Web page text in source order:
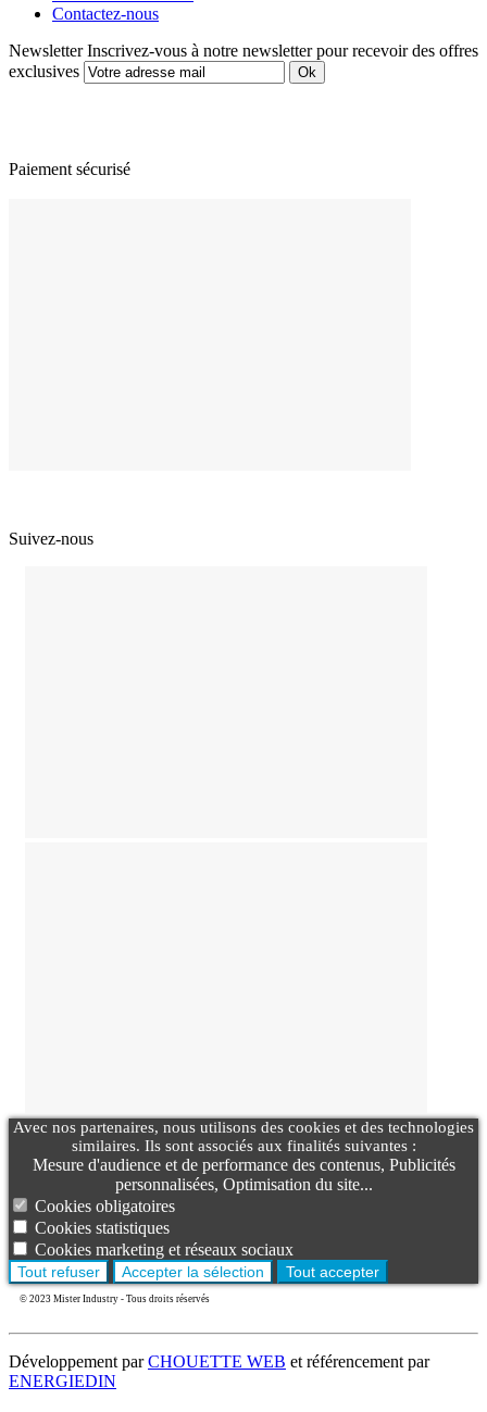
Contactez-nous
Newsletter Inscrivez-vous à notre newsletter pour recevoir des offres
exclusives
Paiement sécurisé
Suivez-nous
Avec nos partenaires, nous utilisons des cookies et des technologies
similaires. Ils sont associés aux finalités suivantes :
Mesure d'audience et de performance des contenus, Publicités
personnalisées, Optimisation du site...
Cookies obligatoires
Cookies statistiques
Cookies marketing et réseaux sociaux
Tout refuser Accepter la sélection Tout accepter
© 2023 Mister Industry - Tous droits réservés
Développement parCHOUETTE WEB et référencement par
ENERGIEDIN